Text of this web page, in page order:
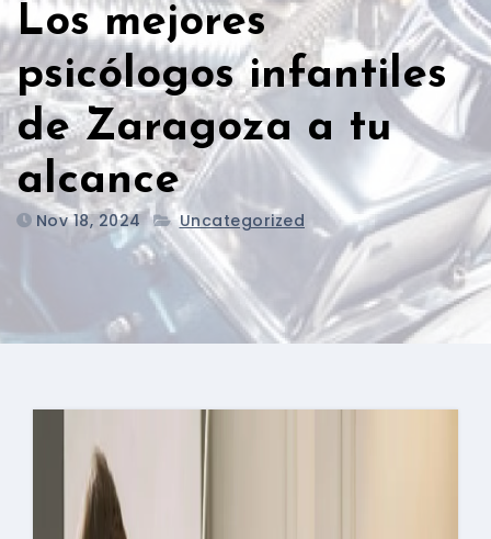
Los mejores
psicólogos infantiles
de Zaragoza a tu
alcance
Nov 18, 2024 Uncategorized